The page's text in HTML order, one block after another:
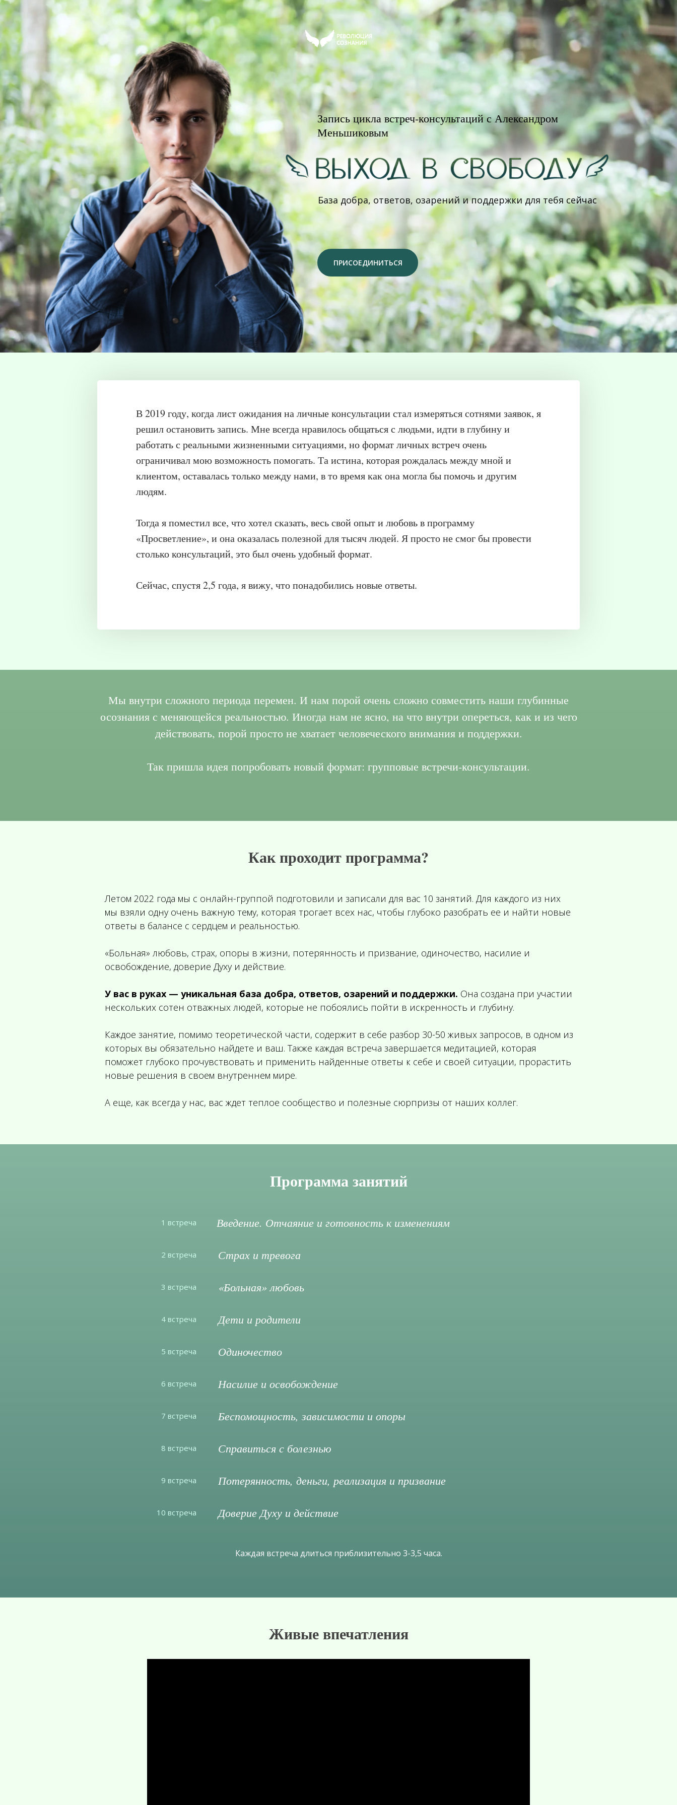
База добра, ответов, озарений и поддержки для тебя сейчас
ПРИСОЕДИНИТЬСЯ
Запись цикла встреч-консультаций с Александром
Меньшиковым
В 2019 году, когда лист ожидания на личные консультации стал измеряться сотнями заявок, я
решил остановить запись. Мне всегда нравилось общаться с людьми, идти в глубину и
работать с реальными жизненными ситуациями, но формат личных встреч очень
ограничивал мою возможность помогать. Та истина, которая рождалась между мной и
клиентом, оставалась только между нами, в то время как она могла бы помочь и другим
людям.
Тогда я поместил все, что хотел сказать, весь свой опыт и любовь в программу
«Просветление», и она оказалась полезной для тысяч людей. Я просто не смог бы провести
столько консультаций, это был очень удобный формат.
Сейчас, спустя 2,5 года, я вижу, что понадобились новые ответы.
Мы внутри сложного периода перемен. И нам порой очень сложно совместить наши глубинные
осознания с меняющейся реальностью. Иногда нам не ясно, на что внутри опереться, как и из чего
действовать, порой просто не хватает человеческого внимания и поддержки.
Так пришла идея попробовать новый формат: групповые встречи-консультации.
Как проходит программа?
Летом 2022 года мы с онлайн-группой подготовили и записали для вас 10 занятий. Для каждого из них
мы взяли одну очень важную тему, которая трогает всех нас, чтобы глубоко разобрать ее и найти новые
ответы в балансе с сердцем и реальностью.
«Больная» любовь, страх, опоры в жизни, потерянность и призвание, одиночество, насилие и
освобождение, доверие Духу и действие.
У вас в руках — уникальная база добра, ответов, озарений и поддержки. Она создана при участии
нескольких сотен отважных людей, которые не побоялись пойти в искренность и глубину.
Каждое занятие, помимо теоретической части, содержит в себе разбор 30-50 живых запросов, в одном из
которых вы обязательно найдете и ваш. Также каждая встреча завершается медитацией, которая
поможет глубоко прочувствовать и применить найденные ответы к себе и своей ситуации, прорастить
новые решения в своем внутреннем мире.
А еще, как всегда у нас, вас ждет теплое сообщество и полезные сюрпризы от наших коллег.
Программа занятий
Введение. Отчаяние и готовность к изменениям
1 встреча
2 встреча
3 встреча
Каждая встреча длиться приблизительно 3-3,5 часа.
4 встреча
5 встреча
6 встреча
7 встреча
8 встреча
9 встреча
10 встреча
Страх и тревога
«Больная» любовь
Дети и родители
Одиночество
Насилие и освобождение
Беспомощность, зависимости и опоры
Справиться с болезнью
Потерянность, деньги, реализация и призвание
Доверие Духу и действие
Живые впечатления